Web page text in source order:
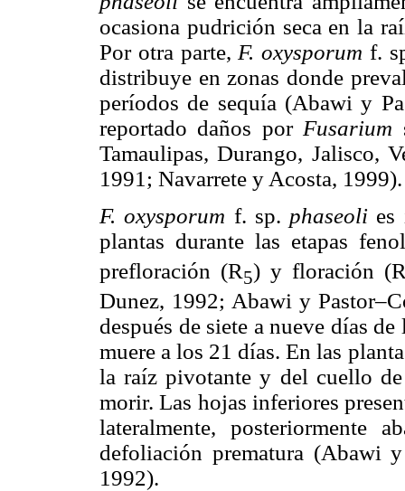
ocasiona pudrición seca en la
Por otra parte, F. oxysporum f.
distribuye en zonas donde
períodos de sequía (Abawi y
reportado daños por Fusarium
Tamaulipas, Durango, Jalisco,
1991; Navarrete y Acosta, 1999).
F. oxysporum f. sp. phaseoli es
plantas durante las etapas
prefloración (R5) y floración
Dunez, 1992; Abawi y
después de siete a nueve días
muere a los 21 días. En las
la raíz pivotante y del cuello
morir. Las hojas inferiores
lateralmente, posteriormente
defoliación prematura (Abawi
1992).